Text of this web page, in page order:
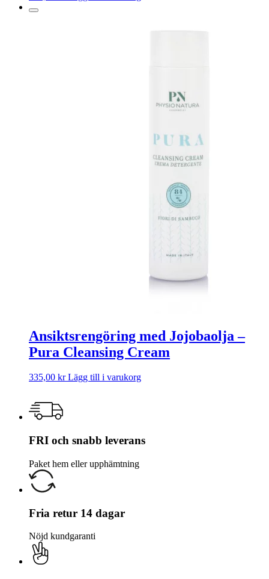
Ansiktsrengöring med Jojobaolja –
Pura Cleansing Cream
335,00 kr Lägg till i varukorg
FRI och snabb leverans
Paket hem eller upphämtning
Fria retur 14 dagar
Nöjd kundgaranti